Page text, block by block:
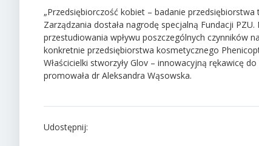
„Przedsiębiorczość kobiet – badanie
Zarządzania dostała nagrodę specjalną Fundacji
przestudiowania wpływu poszczególnych czynników
konkretnie przedsiębiorstwa kosmetycznego
Właścicielki stworzyły Glov – innowacyjną rękawicę
promowała dr Aleksandra Wąsowska.
Udostępnij: